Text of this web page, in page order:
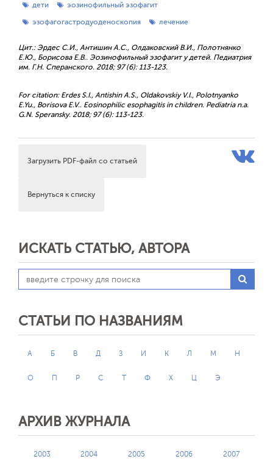
дети
эозинофильный эзофагит
эзофагогастродуоденоскопия
лечение
Цит.: Эрдес С.И., Антишин А.С., Олдаковский В.И., Полотнянко
Е.Ю., Борисова Е.В.. Эозинофильный эзофагит у детей. Педиатрия
им. Г.Н. Сперанского. 2018; 97 (6): 113-123.
For citation: Erdes S.I., Antishin A.S., Oldakovskiy V.I., Polotnyanko
E.Yu., Borisova E.V.. Eosinophilic esophagitis in children. Pediatria n.a.
G.N. Speransky. 2018; 97 (6): 113-123.
Загрузить PDF-файл со статьей
Вернуться к списку
ИСКАТЬ СТАТЬЮ, АВТОРА
СТАТЬИ ПО НАЗВАНИЯМ
А Б В Д З И К Л М Н
О П Р С Т Ф Х Ц Э
АРХИВ ЖУРНАЛА
2003 2004 2005 2006 2007